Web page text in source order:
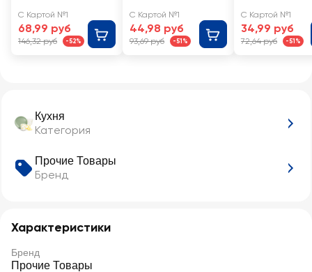
Кухня
Категория
Прочие Товары
Бренд
Характеристики
Бренд
Прочие Товары
С Картой №1
68,99 руб
146,32 руб -52%
С Картой №1
44,98 руб
93,69 руб -51%
С Картой №1
34,99 руб
72,64 руб -51%